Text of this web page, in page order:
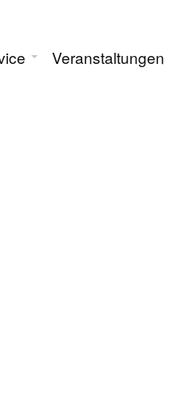
Veranstaltungen